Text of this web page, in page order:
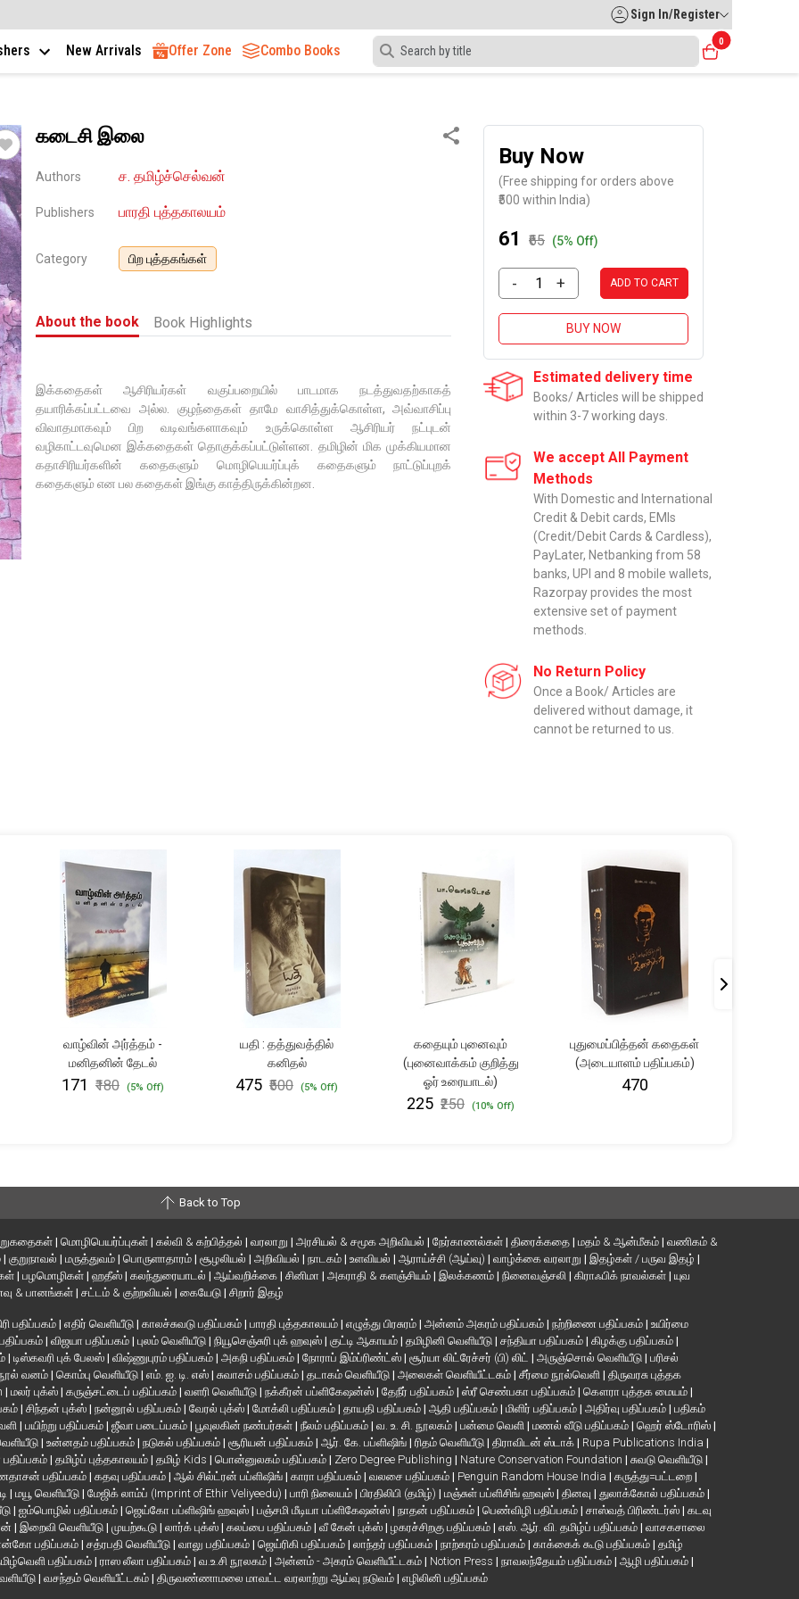
Sign In/Register
New Arrivals Offer Zone Combo Books
0
கடைசி இலை
Authors ச. தமிழ்ச்செல்வன்
Publishers பாரதி புத்தகாலயம்
Category பிற புத்தகங்கள்
About the book Book Highlights
இக்கதைகள் ஆசிரியர்கள் வகுப்பறையில் பாடமாக நடத்துவதற்காகத்
தயாரிக்கப்பட்டவை அல்ல. குழந்தைகள் தாமே வாசித்துக்கொள்ள, அவ்வாசிப்பு
விவாதமாகவும் பிற வடிவங்களாகவும் உருக்கொள்ள ஆசிரியர் நட்புடன்
வழிகாட்டவுமென இக்கதைகள் தொகுக்கப்பட்டுள்ளன. தமிழின் மிக முக்கியமான
கதாசிரியர்களின் கதைகளும் மொழிபெயர்ப்புக் கதைகளும் நாட்டுப்புறக்
கதைகளும் என பல கதைகள் இங்கு காத்திருக்கின்றன.
Buy Now
(Free shipping for orders above
₹500 within India)
₹61 ₹65 (5% Off)
- + ADD TO CART
BUY NOW
Estimated delivery time
Books/ Articles will be shipped
within 3-7 working days.
We accept All Payment
Methods
With Domestic and International
Credit & Debit cards, EMIs
(Credit/Debit Cards & Cardless),
PayLater, Netbanking from 58
banks, UPI and 8 mobile wallets,
Razorpay provides the most
extensive set of payment
methods.
No Return Policy
Once a Book/ Articles are
delivered without damage, it
cannot be returned to us.
வாழ்வின் அர்த்தம் -
மனிதனின் தேடல்
₹171 ₹180 (5% Off)
யதி : தத்துவத்தில்
கனிதல்
₹475 ₹500 (5% Off)
கதையும் புனைவும்
(புனைவாக்கம் குறித்து
ஓர் உரையாடல்)
₹225 ₹250 (10% Off)
புதுமைப்பித்தன் கதைகள்
(அடையாளம் பதிப்பகம்)
₹470
Back to Top
| மொழிபெயர்ப்புகள் | கல்வி & கற்பித்தல் | வரலாறு | அரசியல் & சமூக அறிவியல் | நேர்காணல்கள் | திரைக்கதை | மதம் & ஆன்மீகம் | வணிகம் &
| குறுநாவல் | மருத்துவம் | பொருளாதாரம் | சூழலியல் | அறிவியல் | நாடகம் | உளவியல் | ஆராய்ச்சி (ஆய்வு) | வாழ்க்கை வரலாறு | இதழ்கள் / பருவ இதழ் |
| பழமொழிகள் | ஹதீஸ் | கலந்துரையாடல் | ஆய்வறிக்கை | சினிமா | அகராதி & களஞ்சியம் | இலக்கணம் | நினைவஞ்சலி | கிராஃபிக் நாவல்கள் | யுவ
& பானங்கள்| சட்டம் & குற்றவியல் | கையேடு | சிறார் இதழ்
பதிப்பகம்| எதிர் வெளியீடு | காலச்சுவடு பதிப்பகம் | பாரதி புத்தகாலயம் | எழுத்து பிரசுரம் | அன்னம் அகரம் பதிப்பகம் | நற்றிணை பதிப்பகம் | உயிர்மை
| விஜயா பதிப்பகம் | புலம் வெளியீடு | நியூசெஞ்சுரி புக் ஹவுஸ் | குட்டி ஆகாயம் | தமிழினி வெளியீடு | சந்தியா பதிப்பகம் | கிழக்கு பதிப்பகம் |
| டிஸ்கவரி புக் பேலஸ் | விஷ்ணுபுரம் பதிப்பகம் | அகநி பதிப்பகம் | நோராப் இம்ப்ரிண்ட்ஸ் | சூர்யா லிட்ரேச்சர் (பி) லிட் | அருஞ்சொல் வெளியீடு | பரிசல்
வனம் | கொம்பு வெளியீடு | எம். ஐ. டி. எஸ் | சுவாசம் பதிப்பகம் | தடாகம் வெளியீடு | அலைகள் வெளியீட்டகம் | சீர்மை நூல்வெளி | திருவரசு புத்தக
| மலர் புக்ஸ் | கருஞ்சட்டைப் பதிப்பகம் | வளரி வெளியீடு | நக்கீரன் பப்ளிகேஷன்ஸ் | தேநீர் பதிப்பகம் | ஸ்ரீ செண்பகா பதிப்பகம் | கௌரா புத்தக மையம் |
| சிந்தன் புக்ஸ் | நன்னூல் பதிப்பகம் | வேரல் புக்ஸ் | மோக்லி பதிப்பகம் | தாயதி பதிப்பகம் | ஆதி பதிப்பகம் | மிளிர் பதிப்பகம் | அதிர்வு பதிப்பகம் | பதிகம்
| பயிற்று பதிப்பகம் | ஜீவா படைப்பகம் | பூவுலகின் நண்பர்கள் | நீலம் பதிப்பகம் | வ. உ. சி. நூலகம் | பன்மை வெளி | மணல் வீடு பதிப்பகம் | ஹெர் ஸ்டோரிஸ் |
| உன்னதம் பதிப்பகம் | நடுகல் பதிப்பகம் | சூரியன் பதிப்பகம் | ஆர். கே. பப்ளிஷிங் | ரிதம் வெளியீடு | திராவிடன் ஸ்டாக் | Rupa Publications India |
பதிப்பகம் | தமிழ்ப் புத்தகாலயம் | தமிழ் Kids | பொன்னுலகம் பதிப்பகம் | Zero Degree Publishing | Nature Conservation Foundation | சுவடு வெளியீடு |
பதிப்பகம் | கதவு பதிப்பகம் | ஆல் சில்ட்ரன் பப்ளிஷிங் | காரா பதிப்பகம் | வலசை பதிப்பகம் | Penguin Random House India | கருத்து=பட்டறை |
| மயூ வெளியீடு | மேஜிக் லாம்ப் (Imprint of Ethir Veliyeedu) | பாரி நிலையம் | பிரதிலிபி (தமிழ்) | மஞ்சுள் பப்ளிசிங் ஹவுஸ் | தினவு | துலாக்கோல் பதிப்பகம் |
| ஐம்பொழில் பதிப்பகம் | ஜெய்கோ பப்ளிஷிங் ஹவுஸ் | பஞ்சமி மீடியா பப்ளிகேஷன்ஸ் | நாதன் பதிப்பகம் | பெண்விழி பதிப்பகம் | சாஸ்வத் பிரிண்டர்ஸ் | கடவு
| இறைவி வெளியீடு | முயற்கூடு | லார்க் புக்ஸ் | கலப்பை பதிப்பகம் | வீ கேன் புக்ஸ் | ழகரச்சிறகு பதிப்பகம் | எஸ். ஆர். வி. தமிழ்ப் பதிப்பகம் | வாசகசாலை
பதிப்பகம் | சத்ரபதி வெளியீடு | வாலு பதிப்பகம் | ஜெய்ரிகி பதிப்பகம் | லாந்தர் பதிப்பகம் | நாற்கரம் பதிப்பகம் | காக்கைக் கூடு பதிப்பகம் | தமிழ்
பதிப்பகம் | ராஸ லீலா பதிப்பகம் | வ.உ.சி நூலகம் | அன்னம் - அகரம் வெளியீட்டகம் | Notion Press | நாவலந்தேயம் பதிப்பகம் | ஆழி பதிப்பகம் |
| வசந்தம் வெளியீட்டகம் | திருவண்ணாமலை மாவட்ட வரலாற்று ஆய்வு நடுவம் | எழிலினி பதிப்பகம்